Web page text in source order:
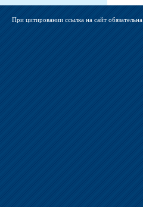
При цитировании ссылка на сайт обязательна